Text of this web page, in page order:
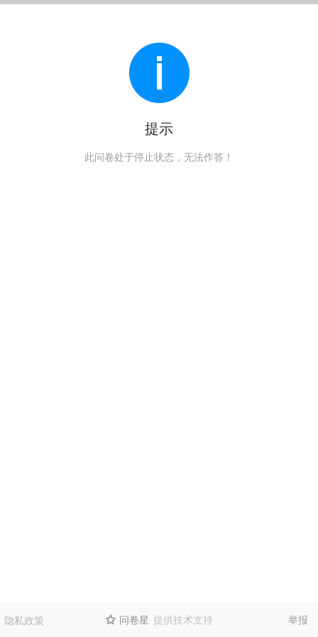
提示
此问卷处于停止状态，无法作答！
隐私政策  问卷星 提供技术支持 举报